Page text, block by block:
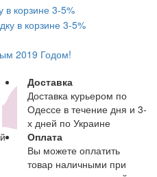
в корзине 3-5%
Доставка
Доставка курьером по
Одессе в течение дня и 3-
х дней по Украине
Оплата
Вы можете оплатить
товар наличными при